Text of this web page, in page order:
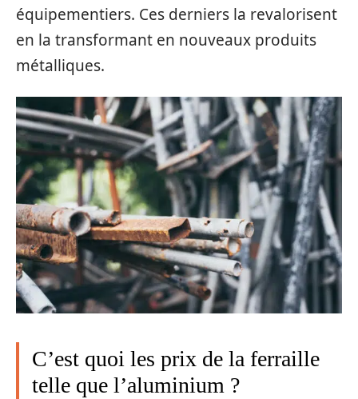
équipementiers. Ces derniers la revalorisent
en la transformant en nouveaux produits
métalliques.
C’est quoi les prix de la ferraille
telle que l’aluminium ?